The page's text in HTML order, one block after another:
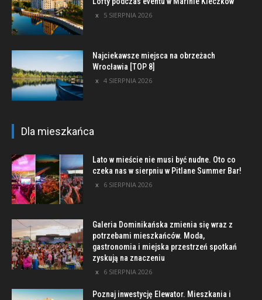
5 SIERPNIA 2026
Najciekawsze miejsca na obrzeżach
Wrocławia [TOP 8]
4 SIERPNIA 2026
Dla mieszkańca
Lato w mieście nie musi być nudne. Oto co
czeka nas w sierpniu w Pitlane Summer Bar!
6 SIERPNIA 2026
Galeria Dominikańska zmienia się wraz z
potrzebami mieszkańców. Moda,
gastronomia i miejska przestrzeń spotkań
zyskują na znaczeniu
6 SIERPNIA 2026
Poznaj inwestycję Elewator. Mieszkania i